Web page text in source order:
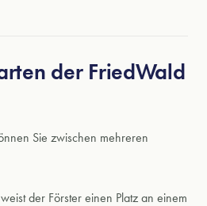
der FriedWald
Sie zwischen mehreren
der Förster einen Platz an einem